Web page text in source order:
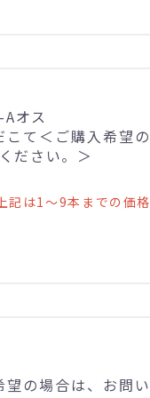
オス
て＜ご購入希望の
ださい。＞
記は1～9本までの価格
の場合は、お問い